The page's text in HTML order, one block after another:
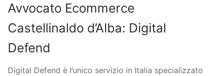
Avvocato Ecommerce
Castellinaldo d’Alba: Digital
Defend
Digital Defend è l’unico servizio in Italia specializzato